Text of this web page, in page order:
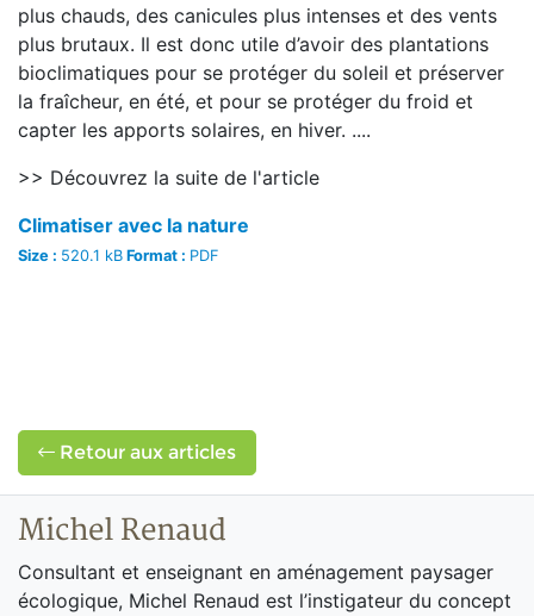
plus chauds, des canicules plus intenses et des vents
plus brutaux. Il est donc utile d’avoir des plantations
bioclimatiques pour se protéger du soleil et préserver
la fraîcheur, en été, et pour se protéger du froid et
capter les apports solaires, en hiver. ....
>> Découvrez la suite de l'article
Climatiser avec la nature
Size : 520.1 kB Format : PDF
Retour aux articles
Michel Renaud
Consultant et enseignant en aménagement paysager
écologique, Michel Renaud est l’instigateur du concept